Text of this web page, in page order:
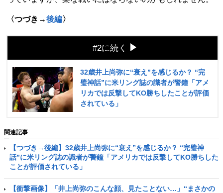
〈つづき→後編〉
#2に続く
32歳井上尚弥に“衰え”を感じるか？ “完
璧神話”に米リング誌の識者が警鐘「アメ
リカでは反撃してKO勝ちしたことが評価
されている」
関連記事
【つづき→後編】32歳井上尚弥に“衰え”を感じるか？ “完璧神
話”に米リング誌の識者が警鐘「アメリカでは反撃してKO勝ちした
ことが評価されている」
【衝撃画像】「井上尚弥のこんな顔、見たことない…」“まさかの